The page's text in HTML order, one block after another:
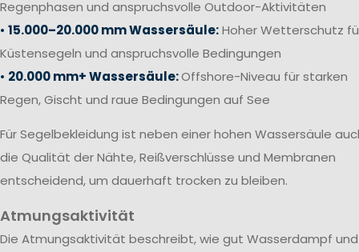
Regenphasen und anspruchsvolle Outdoor-Aktivitäten
• 15.000–20.000 mm Wassersäule:Hoher Wetterschutz
Küstensegeln und anspruchsvolle Bedingungen
• 20.000 mm+ Wassersäule:Offshore-Niveau für starken
Regen, Gischt und raue Bedingungen auf See
Für Segelbekleidung ist neben einer hohen Wassersäule
die Qualität der Nähte, Reißverschlüsse und Membranen
entscheidend, um dauerhaft trocken zu bleiben.
Atmungsaktivität
Die Atmungsaktivität beschreibt, wie gut Wasserdampf und